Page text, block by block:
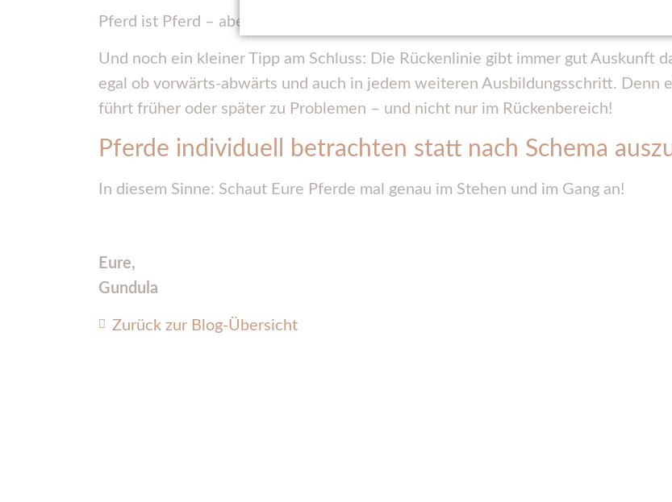
Pferd ist Pferd – aber dann doch jedes individuell!!!!!
Und noch ein kleiner Tipp am Schluss: Die Rückenlinie gibt immer gut Auskunft
egal ob vorwärts-abwärts und auch in jedem weiteren Ausbildungsschritt. Denn
führt früher oder später zu Problemen – und nicht nur im Rückenbereich!
Pferde individuell betrachten statt nach Schema
In diesem Sinne: Schaut Eure Pferde mal genau im Stehen und im Gang an!
Eure,
Gundula
Zurück zur Blog-Übersicht